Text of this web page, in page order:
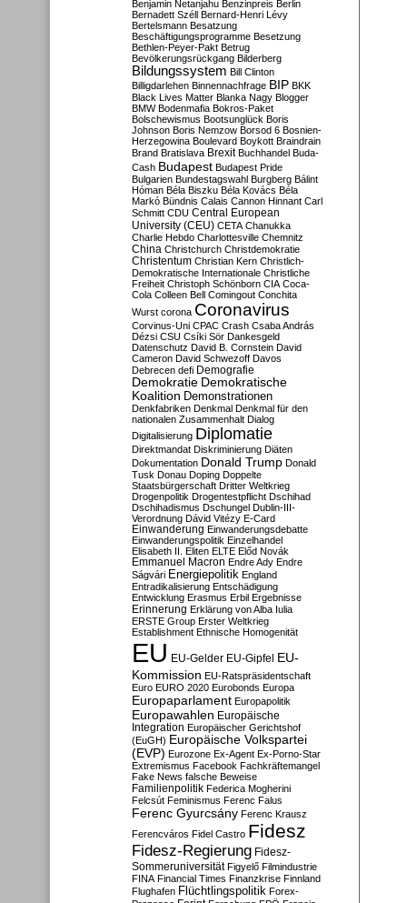
Benjamin Netanjahu Benzinpreis Berlin
Bernadett Széll Bernard-Henri Lévy
Bertelsmann Besatzung
Beschäftigungsprogramme Besetzung
Bethlen-Peyer-Pakt Betrug
Bevölkerungsrückgang Bilderberg
Bildungssystem Bill Clinton
Billigdarlehen Binnennachfrage BIP BKK
Black Lives Matter Blanka Nagy Blogger
BMW Bodenmafia Bokros-Paket
Bolschewismus Bootsunglück Boris
Johnson Boris Nemzow Borsod 6 Bosnien-
Herzegowina Boulevard Boykott Braindrain
Brand Bratislava Brexit Buchhandel Buda-
Cash Budapest Budapest Pride
Bulgarien Bundestagswahl Burgberg Bálint
Hóman Béla Biszku Béla Kovács Béla
Markó Bündnis Calais Cannon Hinnant Carl
Schmitt CDU Central European
University (CEU) CETA Chanukka
Charlie Hebdo Charlottesville Chemnitz
China Christchurch Christdemokratie
Christentum Christian Kern Christlich-
Demokratische Internationale Christliche
Freiheit Christoph Schönborn CIA Coca-
Cola Colleen Bell Comingout Conchita
Wurst corona Coronavirus
Corvinus-Uni CPAC Crash Csaba András
Dézsi CSU Csíki Sör Dankesgeld
Datenschutz David B. Cornstein David
Cameron David Schwezoff Davos
Debrecen defi Demografie
Demokratie Demokratische
Koalition Demonstrationen
Denkfabriken Denkmal Denkmal für den
nationalen Zusammenhalt Dialog
Digitalisierung Diplomatie
Direktmandat Diskriminierung Diäten
Dokumentation Donald Trump Donald
Tusk Donau Doping Doppelte
Staatsbürgerschaft Dritter Weltkrieg
Drogenpolitik Drogentestpflicht Dschihad
Dschihadismus Dschungel Dublin-III-
Verordnung Dávid Vitézy E-Card
Einwanderung Einwanderungsdebatte
Einwanderungspolitik Einzelhandel
Elisabeth II. Eliten ELTE Előd Novák
Emmanuel Macron Endre Ady Endre
Ságvári Energiepolitik England
Entradikalisierung Entschädigung
Entwicklung Erasmus Erbil Ergebnisse
Erinnerung Erklärung von Alba Iulia
ERSTE Group Erster Weltkrieg
Establishment Ethnische Homogenität
EU EU-Gelder EU-Gipfel EU-
Kommission EU-Ratspräsidentschaft
Euro EURO 2020 Eurobonds Europa
Europaparlament Europapolitik
Europawahlen Europäische
Integration Europäischer Gerichtshof
(EuGH) Europäische Volkspartei
(EVP) Eurozone Ex-Agent Ex-Porno-Star
Extremismus Facebook Fachkräftemangel
Fake News falsche Beweise
Familienpolitik Federica Mogherini
Felcsút Feminismus Ferenc Falus
Ferenc Gyurcsány Ferenc Krausz
Ferencváros Fidel Castro Fidesz
Fidesz-Regierung Fidesz-
Sommeruniversität Figyelő Filmindustrie
FINA Financial Times Finanzkrise Finnland
Flughafen Flüchtlingspolitik Forex-